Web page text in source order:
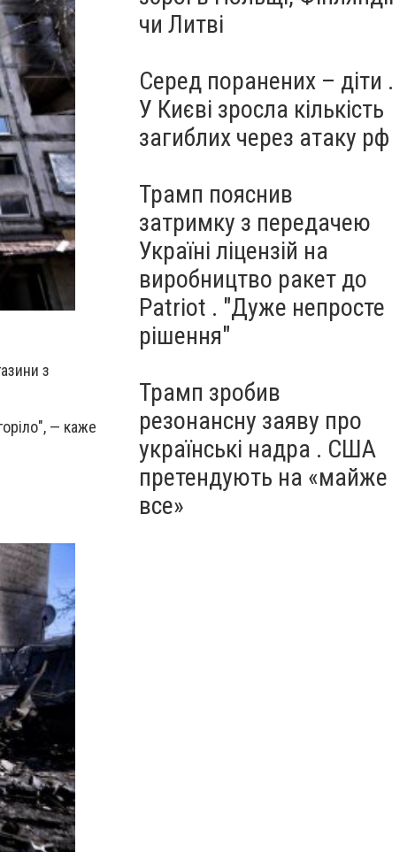
з
— каже
чи Литві
Серед поранених – діти .
У Києві зросла кількість
загиблих через атаку рф
Трамп пояснив
затримку з передачею
Україні ліцензій на
виробництво ракет до
Patriot . "Дуже непросте
рішення"
Трамп зробив
резонансну заяву про
українські надра . США
претендують на «майже
все»